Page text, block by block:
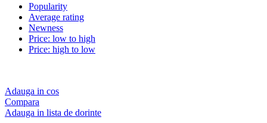
Popularity
Average rating
Newness
Price: low to high
Price: high to low
Adauga in cos
Compara
Adauga in lista de dorinte